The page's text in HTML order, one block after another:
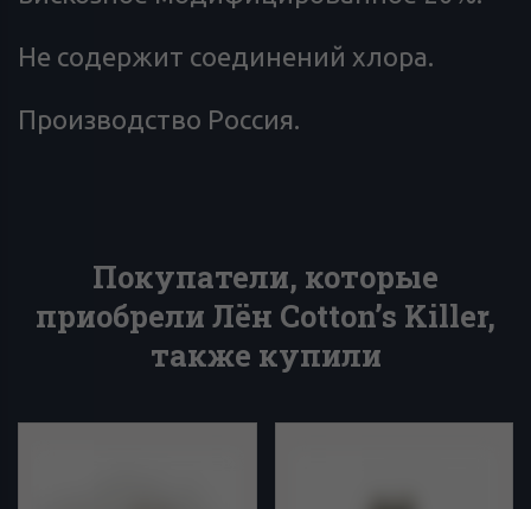
Не содержит соединений хлора.
Производство Россия.
Покупатели, которые
приобрели Лён Cotton’s Killer,
также купили